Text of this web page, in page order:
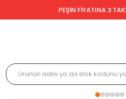
PEŞİN FİYATINA 3